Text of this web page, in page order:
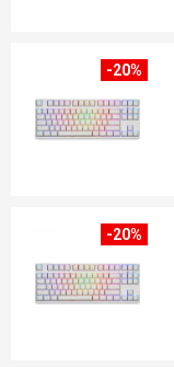
-20%
-20%